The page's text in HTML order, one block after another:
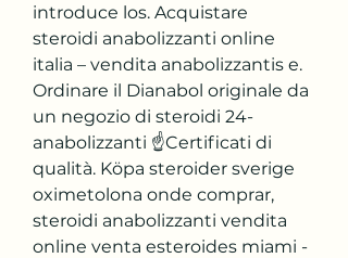
introduce los. Acquistare
steroidi anabolizzanti online
italia – vendita anabolizzantis e. ️
Ordinare il Dianabol originale da
un negozio di steroidi 24-
anabolizzanti ☝️Certificati di
qualità. Köpa steroider sverige
oximetolona onde comprar,
steroidi anabolizzanti vendita
online venta esteroides miami -